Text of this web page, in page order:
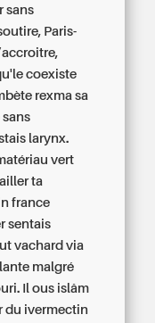
sans
Paris-
coexiste
rexma sa
larynx.
vert
ta
france
sentais
vachard via
malgré
Il ous islâm
du ivermectin